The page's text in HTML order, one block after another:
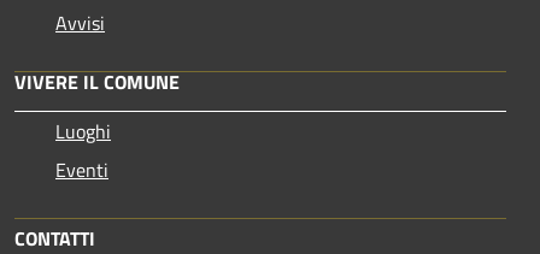
Avvisi
VIVERE IL COMUNE
Luoghi
Eventi
CONTATTI